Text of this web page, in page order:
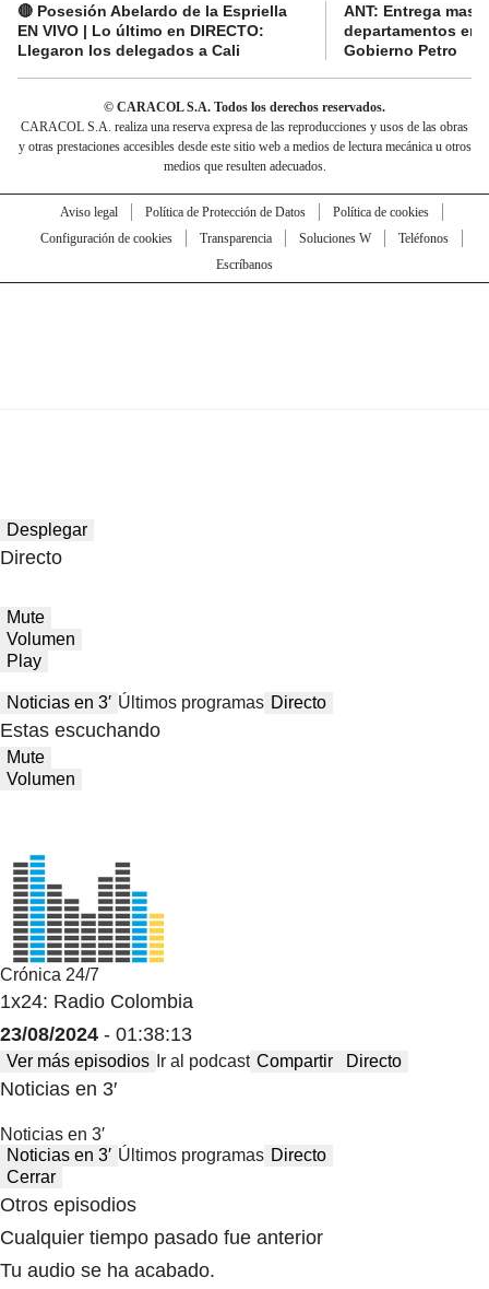
🔴 Posesión Abelardo de la Espriella
EN VIVO | Lo último en DIRECTO:
Llegaron los delegados a Cali
ANT: Entrega
departamentos en
Gobierno Petro
© CARACOL S.A. Todos los derechos reservados.
CARACOL S.A. realiza una reserva expresa de las reproducciones y usos de las obras
y otras prestaciones accesibles desde este sitio web a medios de lectura mecánica u otros
medios que resulten adecuados.
Aviso legal Política de Protección de Datos
Política de cookies
Configuración de cookies
Transparencia Soluciones W
Teléfonos
Escríbanos
Desplegar
Directo
Mute
Volumen
Play
Noticias en 3′ Últimos programas Directo
Estas escuchando
Mute
Volumen
Crónica 24/7
1x24: Radio Colombia
23/08/2024 - 01:38:13
Ver más episodios Ir al podcast Compartir Directo
Noticias en 3′
Noticias en 3′
Noticias en 3′ Últimos programas Directo
Cerrar
Otros episodios
Cualquier tiempo pasado fue anterior
Tu audio se ha acabado.